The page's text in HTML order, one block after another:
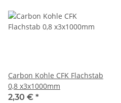
Carbon Kohle CFK Flachstab
0,8 x3x1000mm
2,30 € *